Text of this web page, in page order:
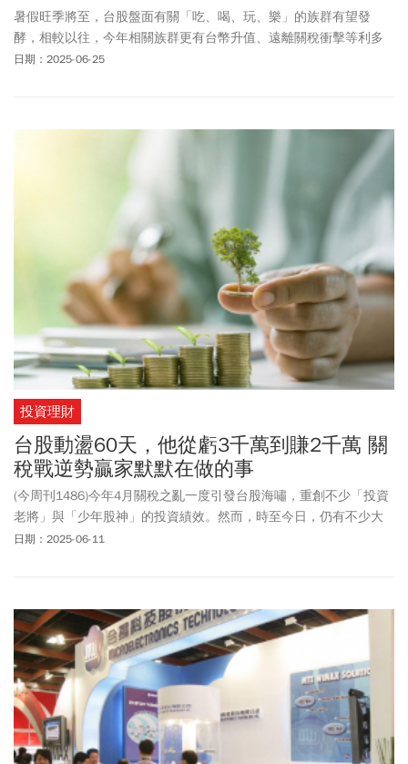
暑假旺季將至，台股盤面有關「吃、喝、玩、樂」的族群有望發
酵，相較以往，今年相關族群更有台幣升值、遠離關稅衝擊等利多
因素助攻，股價表現受關注。
日期：2025-06-25
投資理財
台股動盪60天，他從虧3千萬到賺2千萬 關
稅戰逆勢贏家默默在做的事
(今周刊1486)今年4月關稅之亂一度引發台股海嘯，重創不少「投資
老將」與「少年股神」的投資績效。然而，時至今日，仍有不少大
戶贏家們默默布局、反敗為勝。他們在亂世中展現的投資智慧，以
日期：2025-06-11